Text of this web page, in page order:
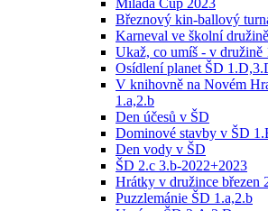
Milada Cup 2023
Březnový kin-ballový
Karneval ve školní družině
Ukaž, co umíš - v družině
Osídlení planet ŠD
V knihovně na Novém
1.a,2.b
Den účesů v ŠD
Dominové stavby v ŠD
Den vody v ŠD
ŠD 2.c 3.b-2022+2023
Hrátky v družince březen
Puzzlemánie ŠD 1.a,2.b